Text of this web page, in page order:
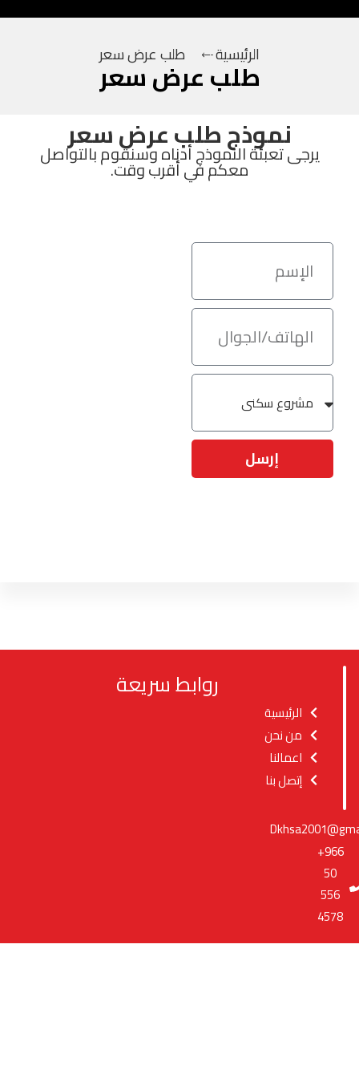
الرئيسية طلب عرض سعر
طلب عرض سعر
نموذج طلب عرض سعر
يرجى تعبئة النموذج أدناه وسنقوم بالتواصل
معكم في أقرب وقت.
إرسل
+966
50
556
4578
روابط سريعة
الرئيسية
من نحن
اعمالنا
إتصل بنا